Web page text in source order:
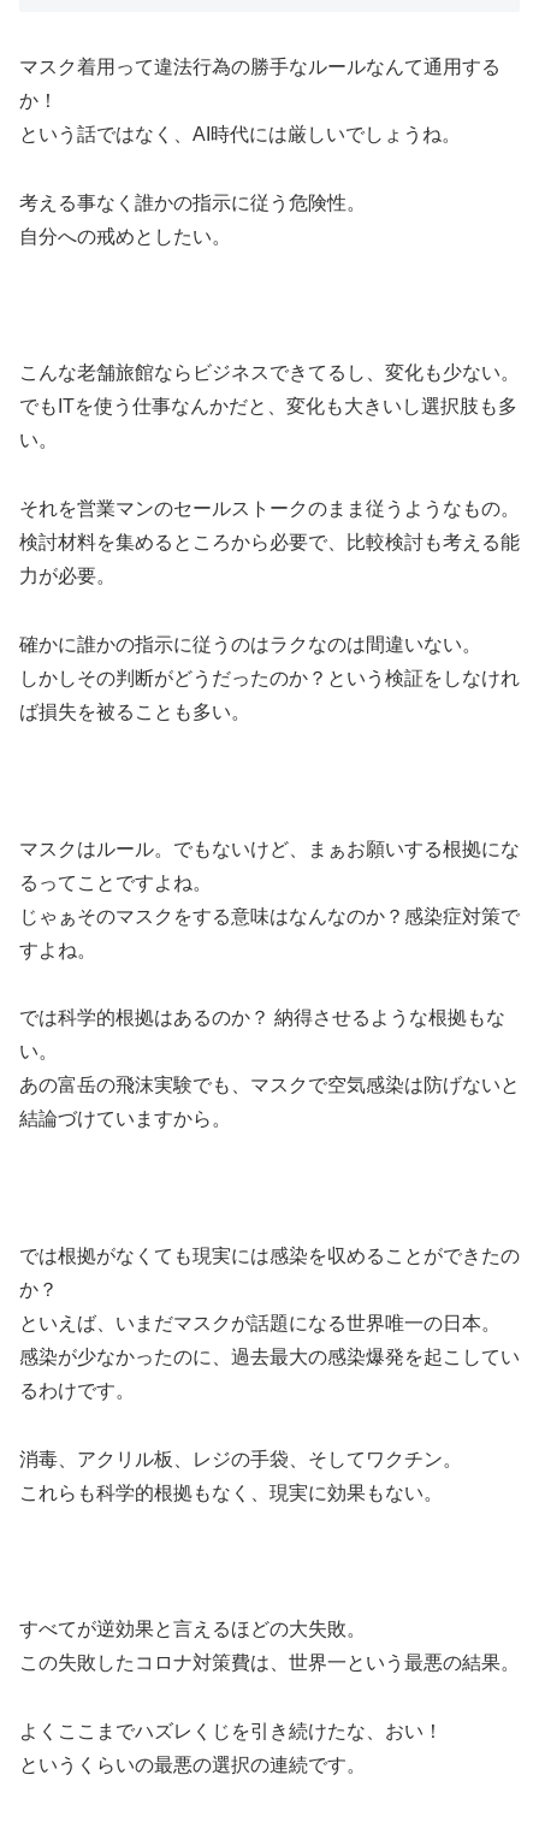
マスク着用って違法行為の勝手なルールなんて通用する
か！
という話ではなく、AI時代には厳しいでしょうね。
考える事なく誰かの指示に従う危険性。
自分への戒めとしたい。
こんな老舗旅館ならビジネスできてるし、変化も少ない。
でもITを使う仕事なんかだと、変化も大きいし選択肢も多
い。
それを営業マンのセールストークのまま従うようなもの。
検討材料を集めるところから必要で、比較検討も考える能
力が必要。
確かに誰かの指示に従うのはラクなのは間違いない。
しかしその判断がどうだったのか？という検証をしなけれ
ば損失を被ることも多い。
マスクはルール。でもないけど、まぁお願いする根拠にな
るってことですよね。
じゃぁそのマスクをする意味はなんなのか？感染症対策で
すよね。
では科学的根拠はあるのか？ 納得させるような根拠もな
い。
あの富岳の飛沫実験でも、マスクで空気感染は防げないと
結論づけていますから。
では根拠がなくても現実には感染を収めることができたの
か？
といえば、いまだマスクが話題になる世界唯一の日本。
感染が少なかったのに、過去最大の感染爆発を起こしてい
るわけです。
消毒、アクリル板、レジの手袋、そしてワクチン。
これらも科学的根拠もなく、現実に効果もない。
すべてが逆効果と言えるほどの大失敗。
この失敗したコロナ対策費は、世界一という最悪の結果。
よくここまでハズレくじを引き続けたな、おい！
というくらいの最悪の選択の連続です。